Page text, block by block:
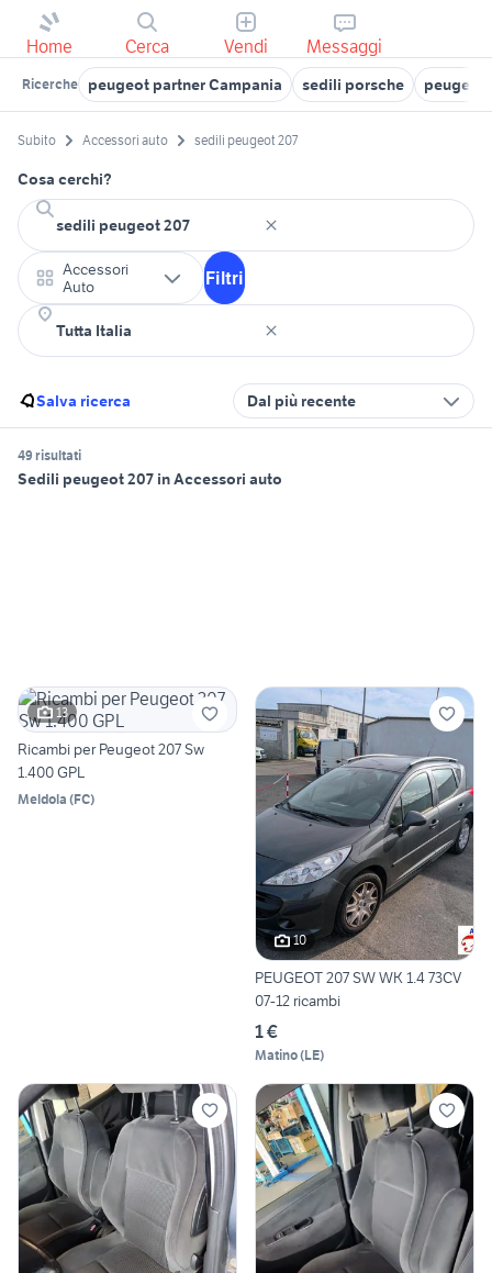
Home Cerca Vendi Messaggi
Ricerche peugeot partner Campania sedili porsche peugeot
Subito Accessori auto sedili peugeot 207
Cosa cerchi?
Accessori
Auto
Filtri
Salva ricerca Dal più recente
49 risultati
Sedili peugeot 207 in Accessori auto
13
Ricambi per Peugeot 207 Sw
1.400 GPL
Meldola (FC)
10
PEUGEOT 207 SW WK 1.4 73CV
07-12 ricambi
1 €
Matino(LE)